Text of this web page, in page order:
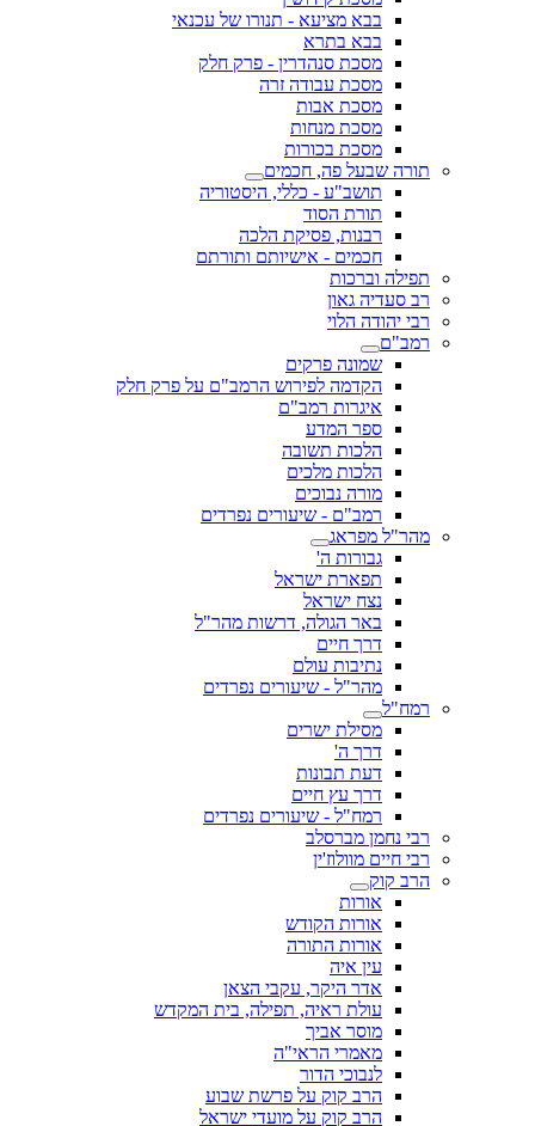
בבא מציעא - תנורו של עכנאי
בבא בתרא
מסכת סנהדרין - פרק חלק
מסכת עבודה זרה
מסכת אבות
מסכת מנחות
מסכת בכורות
תורה שבעל פה, חכמים
תושב"ע - כללי, היסטוריה
תורת הסוד
רבנות, פסיקת הלכה
חכמים - אישיותם ותורתם
תפילה וברכות
רב סעדיה גאון
רבי יהודה הלוי
רמב"ם
שמונה פרקים
הקדמה לפירוש הרמב"ם על פרק חלק
איגרות רמב"ם
ספר המדע
הלכות תשובה
הלכות מלכים
מורה נבוכים
רמב"ם - שיעורים נפרדים
מהר"ל מפראג
גבורות ה'
תפארת ישראל
נצח ישראל
באר הגולה, דרשות מהר"ל
דרך חיים
נתיבות עולם
מהר"ל - שיעורים נפרדים
רמח"ל
מסילת ישרים
דרך ה'
דעת תבונות
דרך עץ חיים
רמח"ל - שיעורים נפרדים
רבי נחמן מברסלב
רבי חיים מוולוז'ין
הרב קוק
אורות
אורות הקודש
אורות התורה
עין איה
אדר היקר, עקבי הצאן
עולת ראיה, תפילה, בית המקדש
מוסר אביך
מאמרי הראי"ה
לנבוכי הדור
הרב קוק על פרשת שבוע
הרב קוק על מועדי ישראל